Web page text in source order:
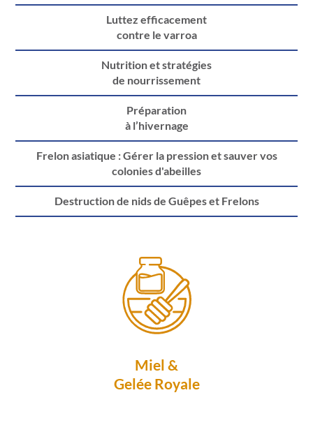
Luttez efficacement
contre le varroa
Nutrition et stratégies
de nourrissement
Préparation
à l’hivernage
Frelon asiatique : Gérer la pression et sauver vos
colonies d'abeilles
Destruction de nids de Guêpes et Frelons
Miel &
Gelée Royale